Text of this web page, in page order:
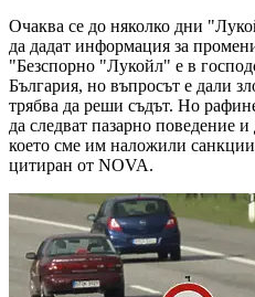
Очаква се до няколко дни
да дадат информация за
"Безспорно "Лукойл" е в
България, но въпросът е дали
трябва да реши съдът. Но
да следват пазарно поведение
което сме им наложили
цитиран от NOVA.